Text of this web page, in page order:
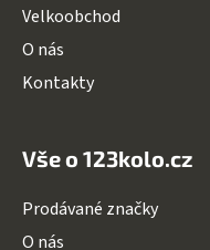
Velkoobchod
O nás
Kontakty
Vše o 123kolo.cz
Prodávané značky
O nás